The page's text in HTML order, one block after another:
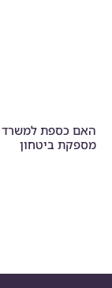
האם כספת למשרד
מספקת ביטחון